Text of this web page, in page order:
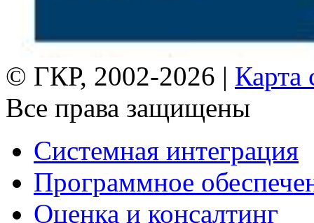
© ГКР, 2002-2026 | Карта
Все права защищены
Системная интеграция
Программное
Оценка и консалтинг